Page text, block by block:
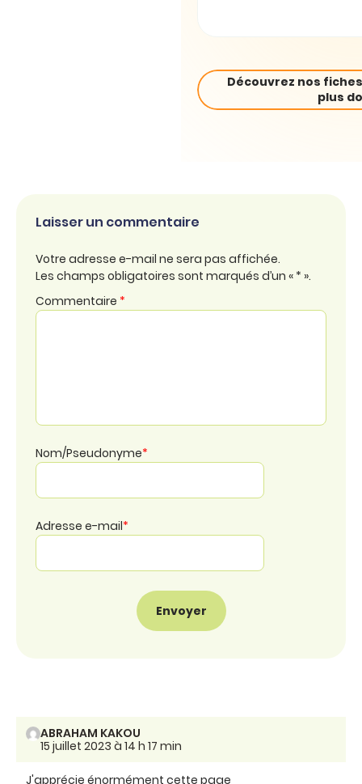
Découvrez nos
plus
Laisser un commentaire
Votre adresse e-mail ne sera pas affichée.
Les champs obligatoires sont marqués d’un « * ».
Commentaire *
Nom/Pseudonyme*
Adresse e-mail*
ABRAHAM KAKOU
15 juillet 2023 à 14 h 17 min
J'apprécie énormément cette page